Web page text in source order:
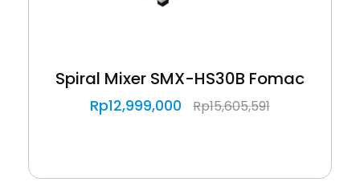
Spiral Mixer SMX-HS30B Fomac
Rp12,999,000 Rp15,605,591